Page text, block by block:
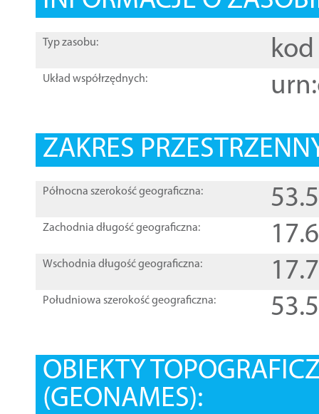
Typ zasobu: kod
Układ współrzędnych:
ZAKRES
Północna szerokość geograficzna:
Zachodnia długość geograficzna:
Wschodnia długość geograficzna:
Południowa szerokość geograficzna:
OBIEKTY
(GEONAMES):